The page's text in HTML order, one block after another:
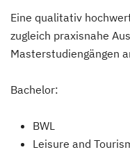
Eine qualitativ
zugleich praxisnahe
Masterstudiengängen
Bachelor:
BWL
Leisure and